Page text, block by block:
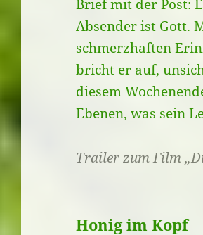
Brief mit der Post:
Absender ist Gott.
schmerzhaften
bricht er auf,
diesem
Ebenen, was sein
Trailer zum Film
Honig im Kopf